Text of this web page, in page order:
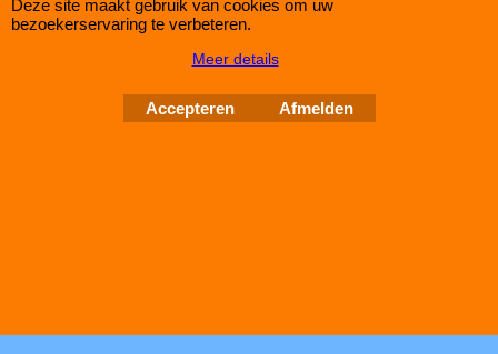
Auto Couture 1998 - 2026
Deze site maakt gebruik van cookies om uw
bezoekerservaring te verbeteren.
Meer details
Accepteren Afmelden